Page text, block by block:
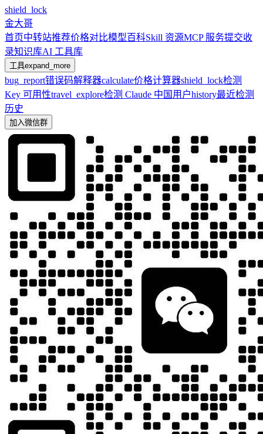
shield_lock
金大哥
首页中转站推荐价格对比模型百科Skill 资源MCP 服务提交收
录知识库AI 工具库
工具expand_more
bug_report错误码解释器calculate价格计算器shield_lock检测
Key 可用性travel_explore检测 Claude 中国用户history最近检测
历史
加入微信群